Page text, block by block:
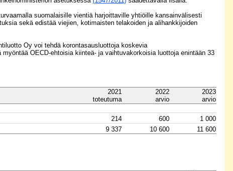
suomalaisille vientiä harjoittaville yhtiöille kansainvälisesti
sekä edistää viejien, kotimaisten telakoiden ja alihankkijoiden
Oy voi tehdä korontasausluottoja koskevia
OECD-ehtoisia kiinteä- ja vaihtuvakorkoisia luottoja enintään 33
2021
toteutuma
2022
arvio
2023
arvio
214 600
1 000
9 337 10 600 11 600